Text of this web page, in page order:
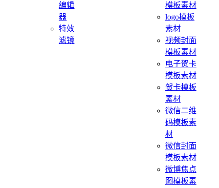
编辑
器
特效
滤镜
模板素材
logo模板
素材
视频封面
模板素材
电子贺卡
模板素材
贺卡模板
素材
微信二维
码模板素
材
微信封面
模板素材
微博焦点
图模板素